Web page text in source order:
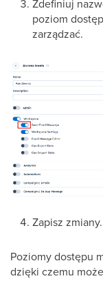
Zdefiniuj
poziom
zarządzać.
Zapisz zmiany.
Poziomy dostępu
dzięki czemu